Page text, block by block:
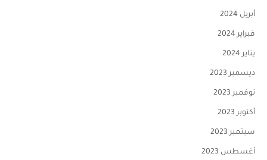
أبريل 2024
فبراير 2024
يناير 2024
ديسمبر 2023
نوفمبر 2023
أكتوبر 2023
سبتمبر 2023
أغسطس 2023